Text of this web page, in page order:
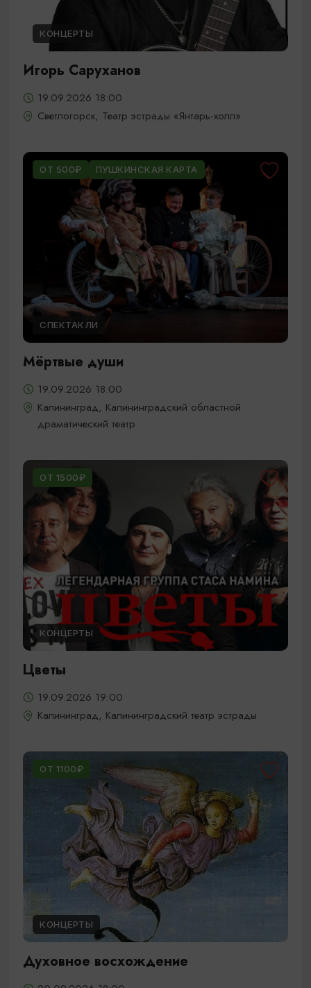
КОНЦЕРТЫ
Игорь Саруханов
19.09.2026 18:00
Светлогорск, Театр эстрады «Янтарь-холл»
ОТ 500₽ ПУШКИНСКАЯ КАРТА
СПЕКТАКЛИ
Мёртвые души
19.09.2026 18:00
Калининград, Калининградский областной
драматический театр
ОТ 1500₽
КОНЦЕРТЫ
Цветы
19.09.2026 19:00
Калининград, Калининградский театр эстрады
ОТ 1100₽
КОНЦЕРТЫ
Духовное восхождение